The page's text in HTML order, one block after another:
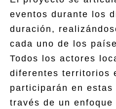
eventos durante los
duración,
cada uno de los
Todos los actores
diferentes territorios
participarán en estas
través de un